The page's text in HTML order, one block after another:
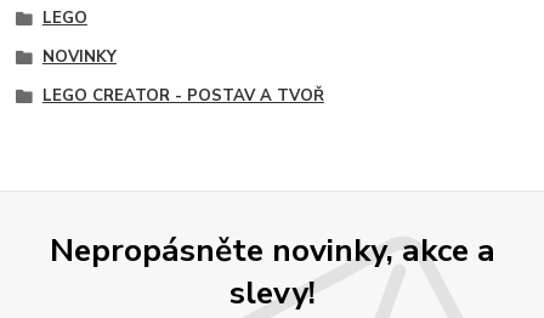
LEGO
NOVINKY
LEGO CREATOR - POSTAV A TVOŘ
Nepropásněte novinky, akce a
slevy!